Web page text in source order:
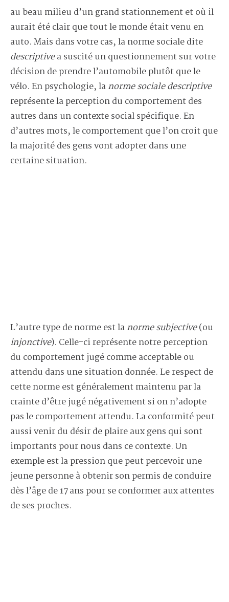
au beau milieu d’un grand stationnement et où il
aurait été clair que tout le monde était venu en
auto. Mais dans votre cas, la norme sociale dite
descriptivea suscité un questionnement sur votre
décision de prendre l’automobile plutôt que le
vélo. En psychologie, lanorme sociale descriptive
représente la perception du comportement des
autres dans un contexte social spécifique. En
d’autres mots, le comportement que l’on croit que
la majorité des gens vont adopter dans une
certaine situation.
L’autre type de norme est lanorme subjective(ou
injonctive). Celle-ci représente notre perception
du comportement jugé comme acceptable ou
attendu dans une situation donnée. Le respect de
cette norme est généralement maintenu par la
crainte d’être jugé négativement si on n’adopte
pas le comportement attendu. La conformité peut
aussi venir du désir de plaire aux gens qui sont
importants pour nous dans ce contexte. Un
exemple est la pression que peut percevoir une
jeune personne à obtenir son permis de conduire
dès l’âge de 17 ans pour se conformer aux attentes
de ses proches.